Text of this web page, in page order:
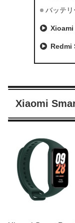
バッテリ
Xioami
Redmi
Xiaomi